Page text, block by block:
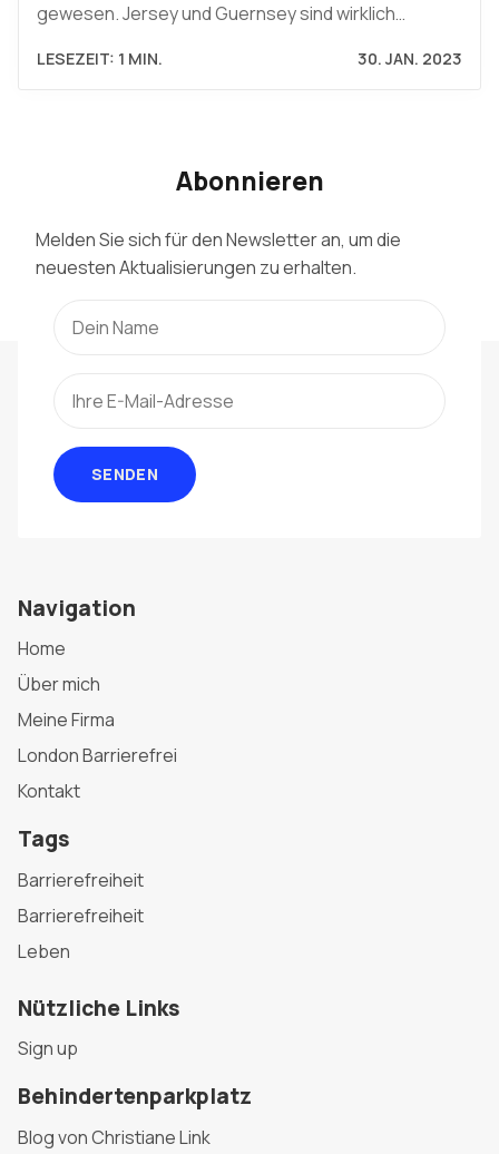
gewesen. Jersey und Guernsey sind wirklich…
LESEZEIT: 1 MIN. 30. JAN. 2023
Abonnieren
Melden Sie sich für den Newsletter an, um die
neuesten Aktualisierungen zu erhalten.
SENDEN
Navigation
Home
Über mich
Meine Firma
London Barrierefrei
Kontakt
Tags
Barrierefreiheit
Barrierefreiheit
Leben
Nützliche Links
Sign up
Behindertenparkplatz
Blog von Christiane Link